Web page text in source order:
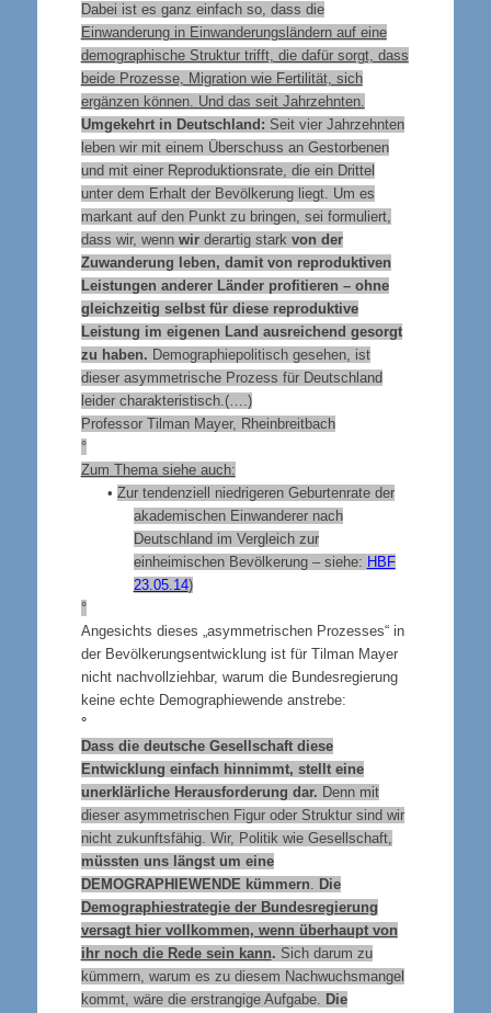
Dabei ist es ganz einfach so, dass die
Einwanderung in Einwanderungsländern auf eine
demographische Struktur trifft, die dafür sorgt, dass
beide Prozesse, Migration wie Fertilität, sich
ergänzen können. Und das seit Jahrzehnten.
Umgekehrt in Deutschland: Seit vier Jahrzehnten
leben wir mit einem Überschuss an Gestorbenen
und mit einer Reproduktionsrate, die ein Drittel
unter dem Erhalt der Bevölkerung liegt. Um es
markant auf den Punkt zu bringen, sei formuliert,
dass wir, wenn wir derartig stark von der
Zuwanderung leben, damit von reproduktiven
Leistungen anderer Länder profitieren – ohne
gleichzeitig selbst für diese reproduktive
Leistung im eigenen Land ausreichend gesorgt
zu haben. Demographiepolitisch gesehen, ist
dieser asymmetrische Prozess für Deutschland
leider charakteristisch.(….)
Professor Tilman Mayer, Rheinbreitbach
°
Zum Thema siehe auch:
• Zur tendenziell niedrigeren Geburtenrate der
akademischen Einwanderer nach
Deutschland im Vergleich zur
einheimischen Bevölkerung – siehe: HBF
23.05.14)
°
Angesichts dieses „asymmetrischen Prozesses“ in
der Bevölkerungsentwicklung ist für Tilman Mayer
nicht nachvollziehbar, warum die Bundesregierung
keine echte Demographiewende anstrebe:
°
Dass die deutsche Gesellschaft diese
Entwicklung einfach hinnimmt, stellt eine
unerklärliche Herausforderung dar. Denn mit
dieser asymmetrischen Figur oder Struktur sind wir
nicht zukunftsfähig. Wir, Politik wie Gesellschaft,
müssten uns längst um eine
DEMOGRAPHIEWENDE kümmern. Die
Demographiestrategie der Bundesregierung
versagt hier vollkommen, wenn überhaupt von
ihr noch die Rede sein kann. Sich darum zu
kümmern, warum es zu diesem Nachwuchsmangel
kommt, wäre die erstrangige Aufgabe. Die